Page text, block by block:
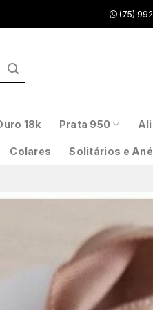
(75)
18k Prata 950
Colares Solitários e